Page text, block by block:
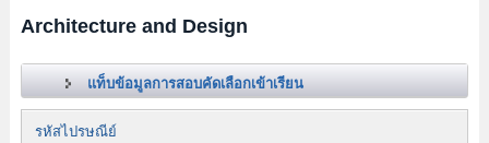
Architecture and Design
แท็บข้อมูลการสอบคัดเลือกเข้าเรียน
รหัสไปรษณีย์